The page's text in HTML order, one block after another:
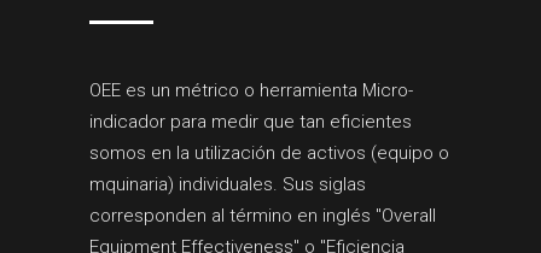
OEE es un métrico o herramienta Micro-
indicador para medir que tan eficientes
somos en la utilización de activos (equipo o
mquinaria) individuales. Sus siglas
corresponden al término en inglés "Overall
Equipment Effectiveness" o "Eficiencia